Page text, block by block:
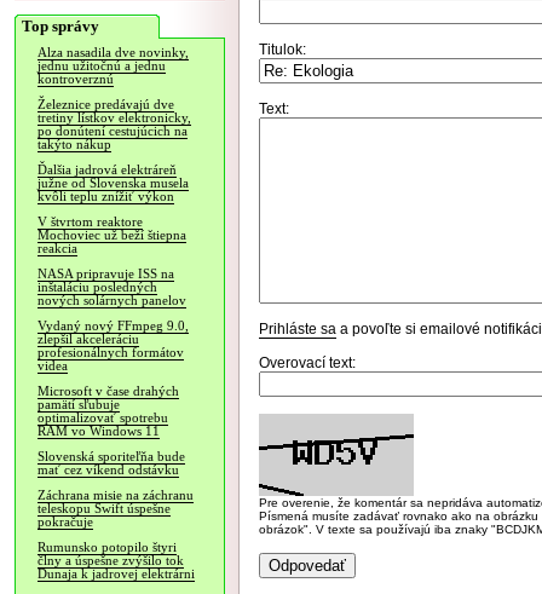
Top správy
Alza nasadila dve novinky,
jednu užitočnú a jednu
kontroverznú
Železnice predávajú dve
tretiny lístkov elektronicky,
po donútení cestujúcich na
takýto nákup
Ďalšia jadrová elektráreň
južne od Slovenska musela
kvôli teplu znížiť výkon
V štvrtom reaktore
Mochoviec už beží štiepna
reakcia
NASA pripravuje ISS na
inštaláciu posledných
nových solárnych panelov
Vydaný nový FFmpeg 9.0,
zlepšil akceleráciu
profesionálnych formátov
videa
Microsoft v čase drahých
pamätí sľubuje
optimalizovať spotrebu
RAM vo Windows 11
Slovenská sporiteľňa bude
mať cez víkend odstávku
Záchrana misie na záchranu
teleskopu Swift úspešne
pokračuje
Rumunsko potopilo štyri
člny a úspešne zvýšilo tok
Dunaja k jadrovej elektrárni
Titulok:
Text:
Prihláste sa a povoľte si emailové
Overovací text:
Pre overenie, že komentár sa nepridáva
Písmená musíte zadávať rovnako ako na
obrázok". V texte sa používajú iba znaky